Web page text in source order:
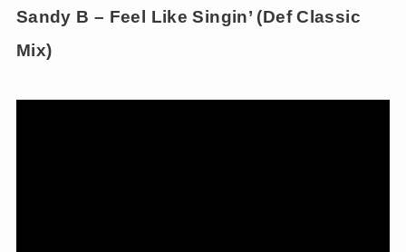
Sandy B – Feel Like Singin’ (Def Classic
Mix)